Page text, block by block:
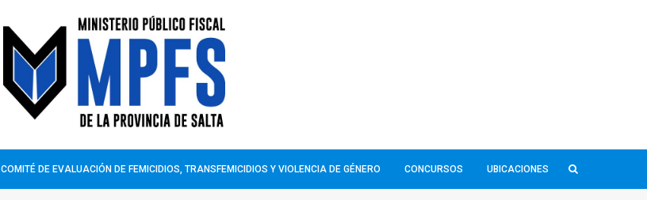
COMITÉ DE EVALUACIÓN DE FEMICIDIOS, TRANSFEMICIDIOS Y VIOLENCIA DE GÉNERO CONCURSOS UBICACIONES